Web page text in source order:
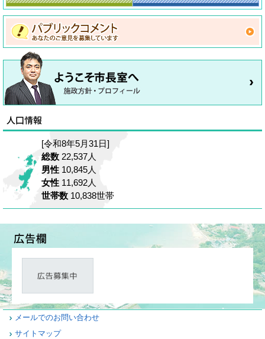
[令和8年5月31日]
総数 22,537人
男性 10,845人
女性 11,692人
世帯数 10,838世帯
メールでのお問い合わせ
サイトマップ